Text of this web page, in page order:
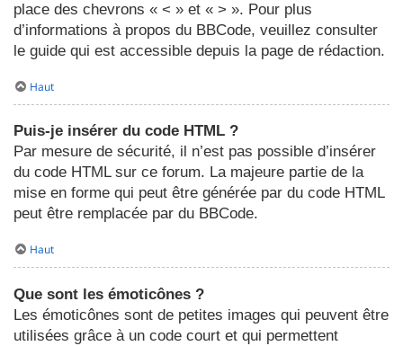
place des chevrons « < » et « > ». Pour plus
d’informations à propos du BBCode, veuillez consulter
le guide qui est accessible depuis la page de rédaction.
Haut
Puis-je insérer du code HTML ?
Par mesure de sécurité, il n’est pas possible d’insérer
du code HTML sur ce forum. La majeure partie de la
mise en forme qui peut être générée par du code HTML
peut être remplacée par du BBCode.
Haut
Que sont les émoticônes ?
Les émoticônes sont de petites images qui peuvent être
utilisées grâce à un code court et qui permettent